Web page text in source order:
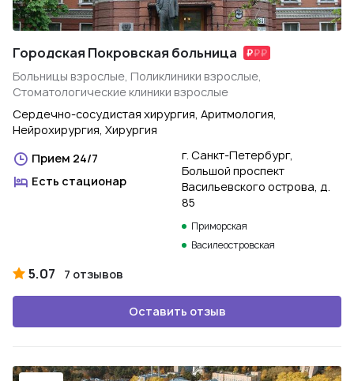
Городская Покровская больница
Больницы взрослые, Поликлиники взрослые,
Стоматологические клиники взрослые
Сердечно-сосудистая хирургия, Аритмология,
Нейрохирургия, Хирургия
Прием 24/7
Есть стационар
г. Санкт-Петербург,
Большой проспект
Васильевского острова, д.
85
Приморская
Василеостровская
5.07 7 отзывов
Оставить отзыв